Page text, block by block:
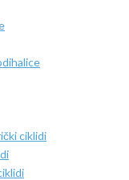
ciklidi